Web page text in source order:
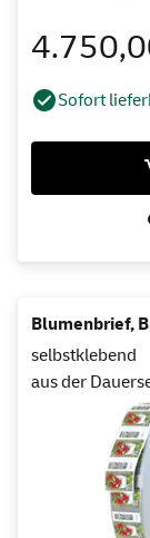
Sofort
Blumenbrief,
selbstklebend
aus der